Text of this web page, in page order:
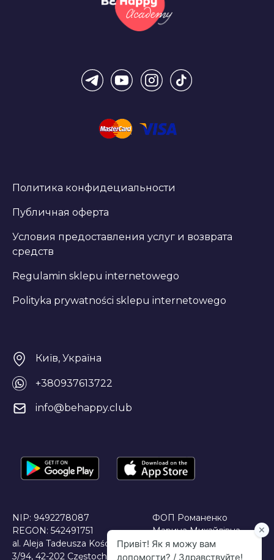
Политика конфидециальности
Публичная оферта
Условия предоставления услуг и возврата
средств
Regulamin sklepu internetowego
Polityka prywatności sklepu internetowego
Київ, Україна
+380937613722
info@behappy.club
NIP: 9492278087
REGON: 542491751
al. Aleja Tadeusza Kościuszki
3/94, 42-202 Częstochowa,
ФОП Романенко
Марина Михайлівна
JDG Maryna Romanenko